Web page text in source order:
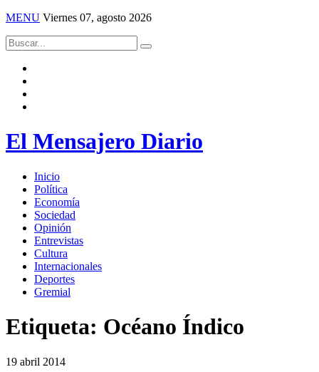
MENU Viernes 07, agosto 2026
El Mensajero Diario
Inicio
Política
Economía
Sociedad
Opinión
Entrevistas
Cultura
Internacionales
Deportes
Gremial
Etiqueta: Océano Índico
19 abril 2014